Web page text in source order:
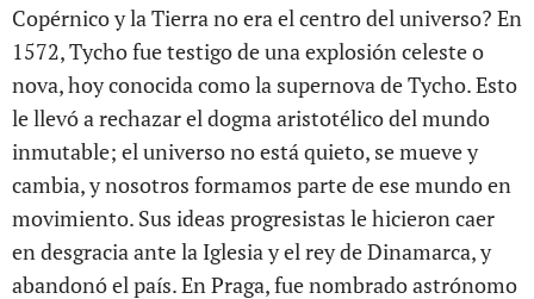
Copérnico y la Tierra no era el centro del universo? En
1572, Tycho fue testigo de una explosión celeste o
nova, hoy conocida como la supernova de Tycho. Esto
le llevó a rechazar el dogma aristotélico del mundo
inmutable; el universo no está quieto, se mueve y
cambia, y nosotros formamos parte de ese mundo en
movimiento. Sus ideas progresistas le hicieron caer
en desgracia ante la Iglesia y el rey de Dinamarca, y
abandonó el país. En Praga, fue nombrado astrónomo